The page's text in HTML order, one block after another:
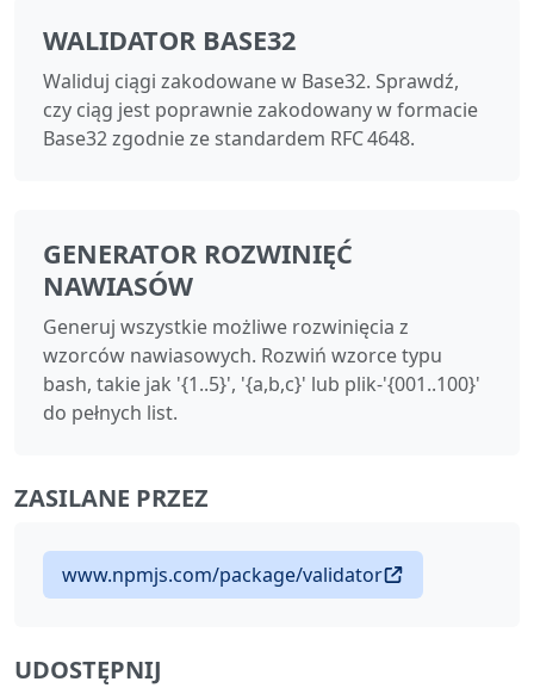
WALIDATOR BASE32
Waliduj ciągi zakodowane w Base32. Sprawdź,
czy ciąg jest poprawnie zakodowany w formacie
Base32 zgodnie ze standardem RFC 4648.
GENERATOR ROZWINIĘĆ
NAWIASÓW
Generuj wszystkie możliwe rozwinięcia z
wzorców nawiasowych. Rozwiń wzorce typu
bash, takie jak '{1..5}', '{a,b,c}' lub plik-'{001..100}'
do pełnych list.
ZASILANE PRZEZ
www.npmjs.com/package/validator
UDOSTĘPNIJ